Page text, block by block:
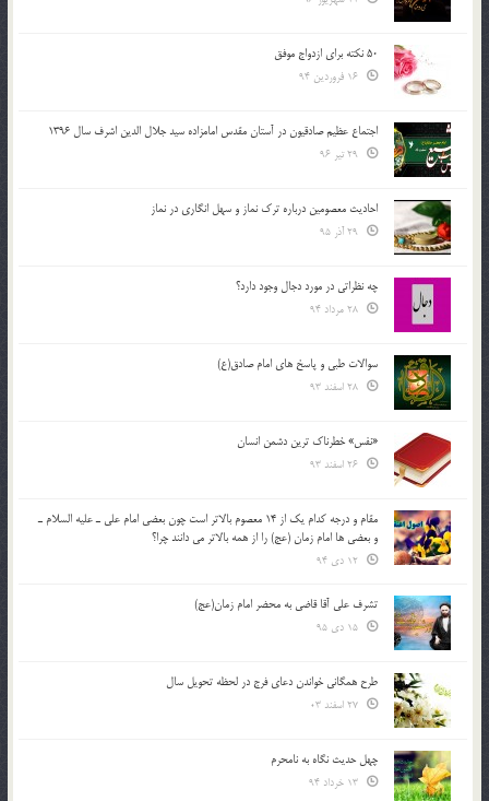
50 نکته برای ازدواج موفق
اجتماع عظیم صادقیون در آستان مقدس امامزاده سید جلال الدین اشرف سال 1396
احادیث معصومین درباره ترک نماز و سهل انگاری در نماز
چه نظراتی در مورد دجال وجود دارد؟
سوالات طبی و پاسخ های امام صادق(ع)
«نفس» خطرناک ترین دشمن انسان
مقام و درجه كدام يك از 14 معصوم بالاتر است چون بعضي امام علي ـ عليه السلام ـ
و بعضي ها امام زمان (عج) را از همه بالاتر مي دانند چرا؟
تشرف علي آقا قاضي به محضر امام زمان(عج)
طرح همگانی خواندن دعای فرج در لحظه تحویل سال
چهل حدیث نگاه به نامحرم